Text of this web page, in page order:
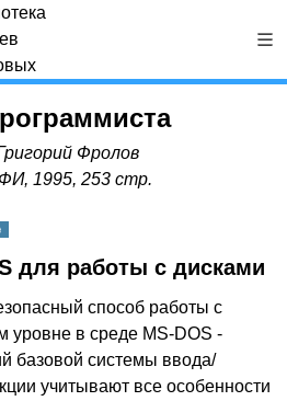
Фролов
1995, 253 стр.
для работы с дисками
способ работы с
уровне в среде MS-DOS -
базовой системы ввода/
учитывают все особенности